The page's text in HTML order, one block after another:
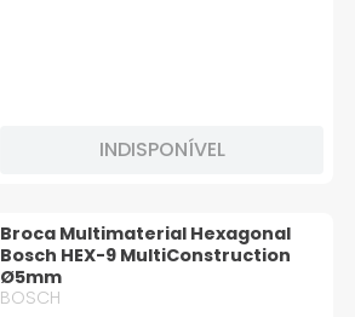
INDISPONÍVEL
Broca Multimaterial Hexagonal
Bosch HEX-9 MultiConstruction
Ø5mm
BOSCH